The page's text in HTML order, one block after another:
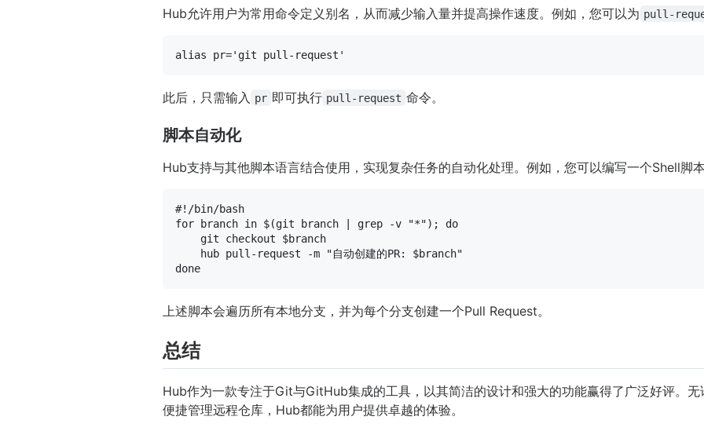
Hub允许用户为常用命令定义别名，从而减少输入量并提高操作速度。例如，您可以为 pull-
alias pr='git pull-request'
此后，只需输入 pr 即可执行 pull-request 命令。
脚本自动化
Hub支持与其他脚本语言结合使用，实现复杂任务的自动化处理。例如，您可以编写一个Shell脚
#!/bin/bash
for branch in $(git branch | grep -v "*"); do
    git checkout
$branch
    hub pull-request -m
"自动创建的PR: $branch"
done
上述脚本会遍历所有本地分支，并为每个分支创建一个Pull Request。
总结
Hub作为一款专注于Git与GitHub集成的工具，以其简洁的设计和强大的功能赢得了广泛好评。
便捷管理远程仓库，Hub都能为用户提供卓越的体验。